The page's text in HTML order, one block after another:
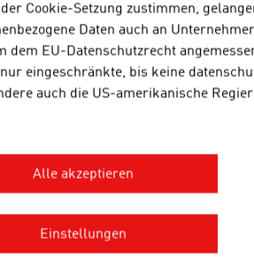
2026-07-30
Cookie-Setzung zustimmen,
Daten auch an
dem EU-Datenschutzrecht
eingeschränkte, bis keine
auch die US-amerikanische
Alle akzeptieren
Einstellungen